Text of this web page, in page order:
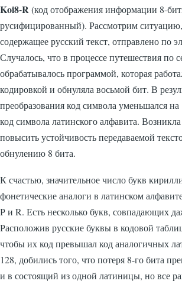
Koi8-R(код отображения информации 8-
русифицированный). Рассмотрим
содержащее русский текст, отправлено по
Случалось, что в процессе путешествия по
обрабатывалось программой, которая
кодировкой и обнуляла восьмой бит. В
преобразования код символа уменьшался
код символа латинского алфавита.
повысить устойчивость передаваемой
обнулению 8 бита.
К счастью, значительное число букв
фонетические аналоги в латинском
Р и R. Есть несколько букв, совпадающих
Расположив русские буквы в кодовой
чтобы их код превышал код аналогичных
128, добились того, что потеря 8-го бита
и в состоящий из одной латиницы, но все